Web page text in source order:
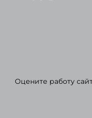
Оцените работу